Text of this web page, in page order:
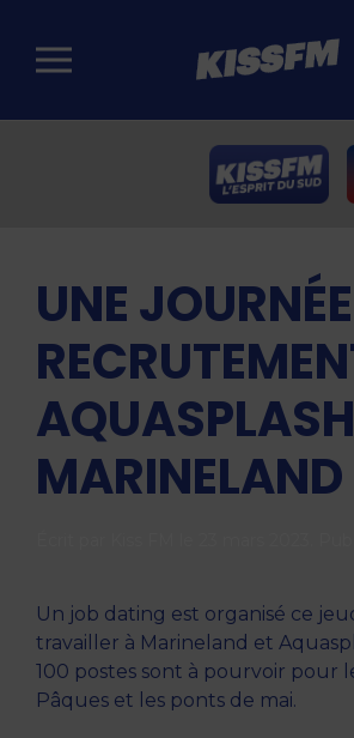
Passer au contenu principal
UNE
MARINELAND
Un job dating est organisé ce
travailler à Marineland et
100 postes sont à pourvoir pour
Pâques et les ponts de mai.